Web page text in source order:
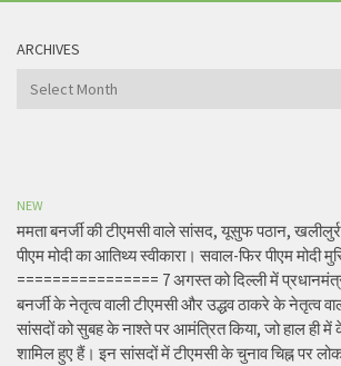
ARCHIVES
Archives
NEW
ममता बनर्जी की टीएमसी वाले सांसद, यूसुफ पठान,
पीएम मोदी का आतिथ्य स्वीकारा। सवाल-फिर पीएम मोदी
================ 7 अगस्त को दिल्ली में
बनर्जी के नेतृत्व वाली टीएमसी और उद्धव ठाकरे के नेतृत्व
सांसदों को सुबह के नाश्ते पर आमंत्रित किया, जो हाल ही
शामिल हुए हैं। इन सांसदों में टीएमसी के चुनाव चिह्न पर